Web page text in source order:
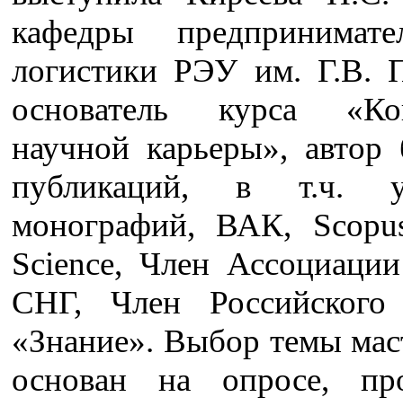
кафедры
логистики РЭУ им. Г.В.
основатель курса
научной карьеры», автор
публикаций, в т.ч.
монографий, ВАК,
Science, Член
СНГ, Член Российского
«Знание». Выбор темы
основан на опросе,